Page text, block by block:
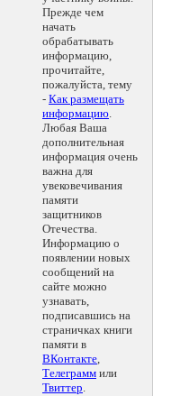
Прежде чем
начать
обрабатывать
информацию,
прочитайте,
пожалуйста, тему
- Как размещать
информацию.
Любая Ваша
дополнительная
информация очень
важна для
увековечивания
памяти
защитников
Отечества.
Информацию о
появлении новых
сообщений на
сайте можно
узнавать,
подписавшись на
страничках книги
памяти в
ВКонтакте,
Телеграмм или
Твиттер.